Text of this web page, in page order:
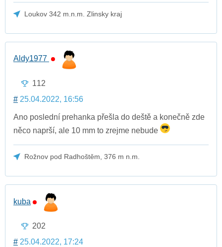
Loukov 342 m.n.m. Zlinsky kraj
Aldy1977
112
# 25.04.2022, 16:56
Ano poslední prehanka přešla do deště a konečně zde
něco naprší, ale 10 mm to zrejme nebude
Rožnov pod Radhoštěm, 376 m n.m.
kuba
202
# 25.04.2022, 17:24